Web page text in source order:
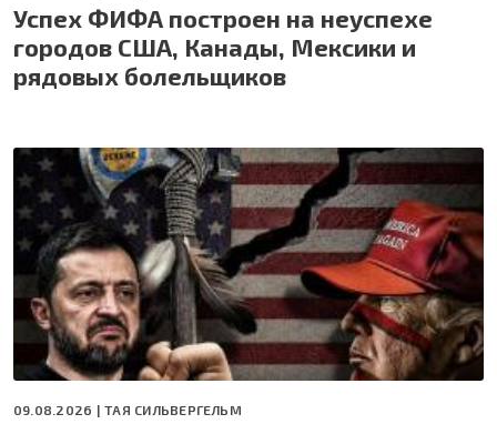
Успех ФИФА построен на неуспехе
городов США, Канады, Мексики и
рядовых болельщиков
09.08.2026 |ТАЯ СИЛЬВЕРГЕЛЬМ